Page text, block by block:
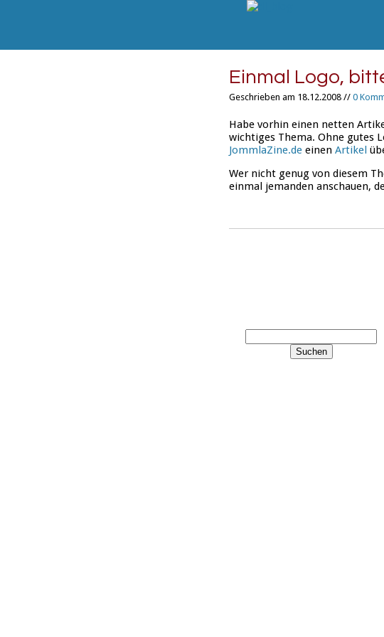
Einmal Logo,
Geschrieben am 18.12.2008 // 0
Habe vorhin einen netten
wichtiges Thema. Ohne gutes
JommlaZine.de einen Artikel
Wer nicht genug von diesem
einmal jemanden anschauen,